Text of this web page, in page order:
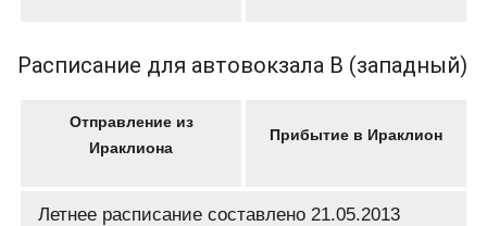
Расписание для автовокзала В (западный)
Отправление из
Ираклиона
Прибытие в Ираклион
Летнее расписание составлено 21.05.2013